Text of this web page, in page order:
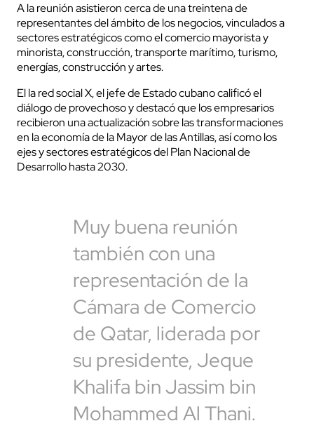
A la reunión asistieron cerca de una treintena de
representantes del ámbito de los negocios, vinculados a
sectores estratégicos como el comercio mayorista y
minorista, construcción, transporte marítimo, turismo,
energías, construcción y artes.
El la red social X, el jefe de Estado cubano calificó el
diálogo de provechoso y destacó que los empresarios
recibieron una actualización sobre las transformaciones
en la economía de la Mayor de las Antillas, así como los
ejes y sectores estratégicos del Plan Nacional de
Desarrollo hasta 2030.
Muy buena reunión
también con una
representación de la
Cámara de Comercio
de Qatar, liderada por
su presidente, Jeque
Khalifa bin Jassim bin
Mohammed Al Thani.